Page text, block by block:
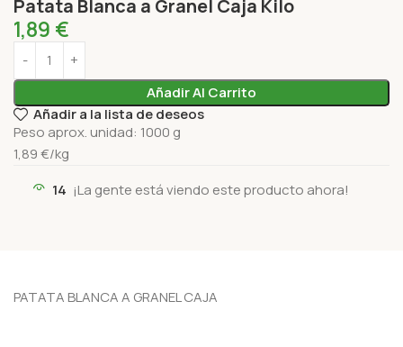
Patata Blanca a Granel Caja Kilo
1,89 €
Añadir Al Carrito
Añadir a la lista de deseos
Peso aprox. unidad: 1000 g
1,89 €/kg
14 ¡La gente está viendo este producto ahora!
PATATA BLANCA A GRANEL CAJA